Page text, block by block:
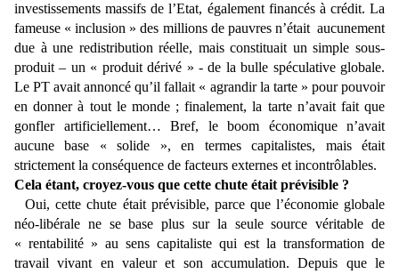
investissements massifs de l’Etat, également financés à crédit. La
fameuse « inclusion » des millions de pauvres n’était aucunement
due à une redistribution réelle, mais constituait un simple sous-
produit – un « produit dérivé » - de la bulle spéculative globale.
Le PT avait annoncé qu’il fallait « agrandir la tarte » pour pouvoir
en donner à tout le monde ; finalement, la tarte n’avait fait que
gonfler artificiellement… Bref, le boom économique n’avait
aucune base « solide », en termes capitalistes, mais était
strictement la conséquence de facteurs externes et incontrôlables.
Cela étant, croyez-vous que cette chute était prévisible ?
Oui, cette chute était prévisible, parce que l’économie globale
néo-libérale ne se base plus sur la seule source véritable de
« rentabilité » au sens capitaliste qui est la transformation de
travail vivant en valeur et son accumulation. Depuis que le